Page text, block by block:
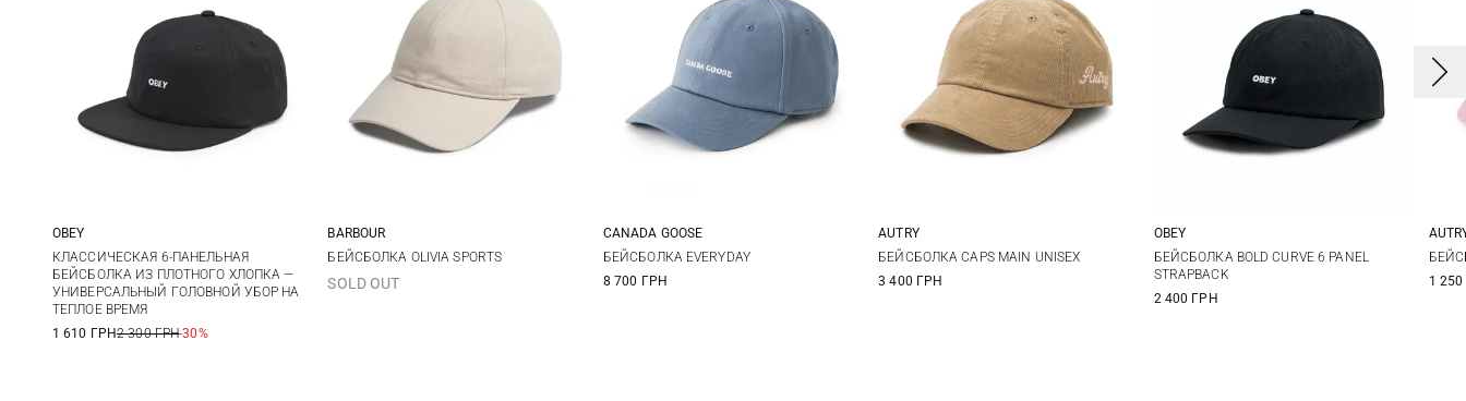
One size
OBEY
КЛАССИЧЕСКАЯ 6-ПАНЕЛЬНАЯ
БЕЙСБОЛКА ИЗ ПЛОТНОГО ХЛОПКА —
УНИВЕРСАЛЬНЫЙ ГОЛОВНОЙ УБОР НА
ТЕПЛОЕ ВРЕМЯ
1 610 ГРН2 300 ГРН-30%
One size
BARBOUR
БЕЙСБОЛКА OLIVIA SPORTS
SOLD OUT
One size
CANADA GOOSE
БЕЙСБОЛКА EVERYDAY
8 700 ГРН
One size
AUTRY
БЕЙСБОЛКА CAPS MAIN UNISEX
3 400 ГРН
One size
OBEY
БЕЙСБОЛКА BOLD CURVE 6 PANEL
STRAPBACK
2 400 ГРН
1